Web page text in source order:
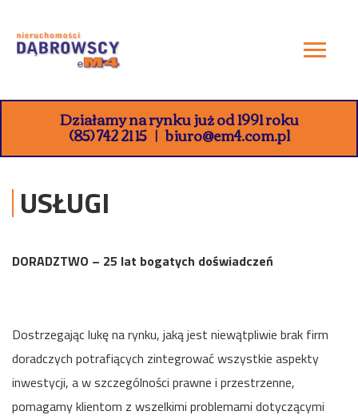
Działamy na rynku już od 1991 roku
(85) 742 21 15 biuro@em4.com.pl
USŁUGI
DORADZTWO – 25 lat bogatych doświadczeń
Dostrzegając lukę na rynku, jaką jest niewątpliwie brak firm
doradczych potrafiących zintegrować wszystkie aspekty
inwestycji, a w szczególności prawne i przestrzenne,
pomagamy klientom z wszelkimi problemami dotyczącymi